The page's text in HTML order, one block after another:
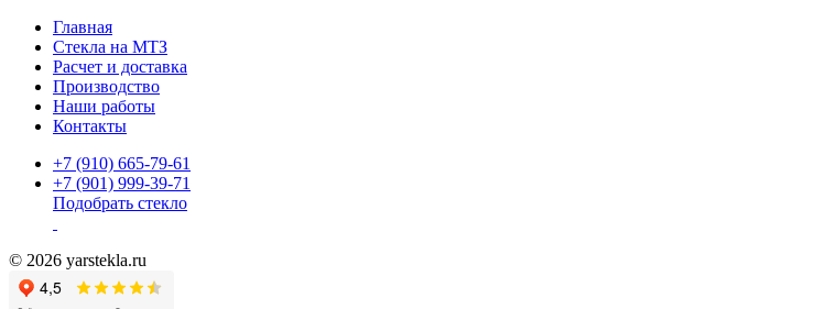
Главная
Стекла на МТЗ
Расчет и доставка
Производство
Наши работы
Контакты
+7 (910) 665-79-61
+7 (901) 999-39-71
Подобрать стекло
© 2026 yarstekla.ru